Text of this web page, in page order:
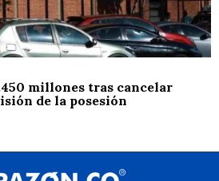
millones tras cancelar
de la posesión